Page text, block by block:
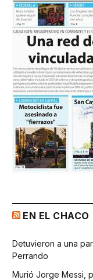
EN EL CHACO
Detuvieron a una
Perrando
Murió Jorge Messi,